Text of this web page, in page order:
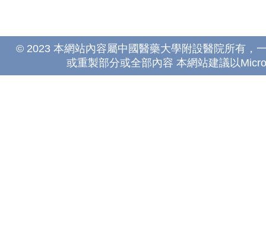
© 2023 本網站內容屬中國醫藥大學附設醫院所有，
或重製部分或全部內容 本網站建議以